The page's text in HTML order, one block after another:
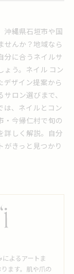
沖縄県石垣市や国
せんか？地域なら
分に合うネイルサ
ょう。ネイル コン
デザイン提案から
ロン選びまで、
は、ネイルとコン
・今帰仁村で旬の
詳しく解説。自分
きっと見つかり
よるアートま
ます。肌や爪の